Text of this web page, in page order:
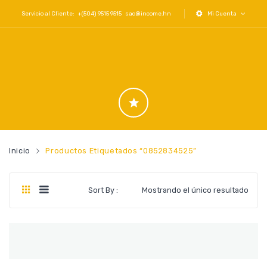
Servicio al Cliente: +(504) 9515 9515 sac@income.hn Mi Cuenta
Inicio Productos Etiquetados “0852834525”
Mostrando el único resultado
Sort By :